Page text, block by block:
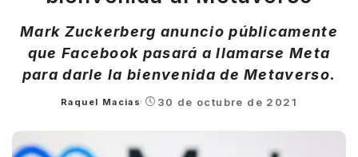
Mark Zuckerberg anuncio públicamente
que Facebook pasará a llamarse Meta
para darle la bienvenida de Metaverso.
Posted
Raquel Macias 30 de octubre de 2021